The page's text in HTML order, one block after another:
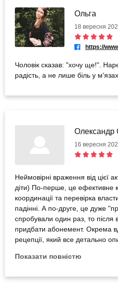
Ольга
18 вересня
Чоловік сказав: "хочу ще!".
радість, а не лише біль у
Олександр
16 вересня
Неймовірні враження від цієї
діти) По-перше, це ефективне
координації та перевірка
падінні. А по-друге, це дуже
спробували один раз, то після
придбати абонемент. Окрема
рецепції, який все детально
дуже терплячим та
ви не пожалкуєте!)
Показати повністю